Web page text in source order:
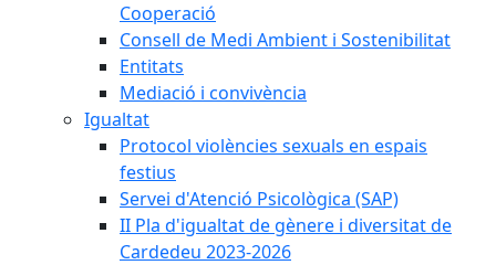
Cooperació
Consell de Medi Ambient i Sostenibilitat
Entitats
Mediació i convivència
Igualtat
Protocol violències sexuals en espais
festius
Servei d'Atenció Psicològica (SAP)
II Pla d'igualtat de gènere i diversitat de
Cardedeu 2023-2026